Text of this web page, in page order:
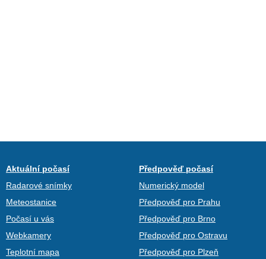
Aktuální počasí
Radarové snímky
Meteostanice
Počasí u vás
Webkamery
Teplotní mapa
Předpověď počasí
Numerický model
Předpověď pro Prahu
Předpověď pro Brno
Předpověď pro Ostravu
Předpověď pro Plzeň